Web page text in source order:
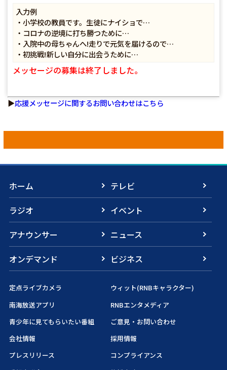
入力例
・小学校の教員です。生徒にナイショで…
・コロナの逆境に打ち勝つために…
・入院中の母ちゃんへ!走りで元気を届けるので…
・初挑戦!新しい自分に出会うために…
メッセージの募集は終了しました。
▶応援メッセージに関するお問い合わせはこちら
ホーム
テレビ
ラジオ
イベント
アナウンサー
ニュース
オンデマンド
ビジネス
定点ライブカメラ
ウィット(RNBキャラクター)
南海放送アプリ
RNBエンタメディア
青少年に見てもらいたい番組
ご意見・お問い合わせ
会社情報
採用情報
プレスリリース
コンプライアンス